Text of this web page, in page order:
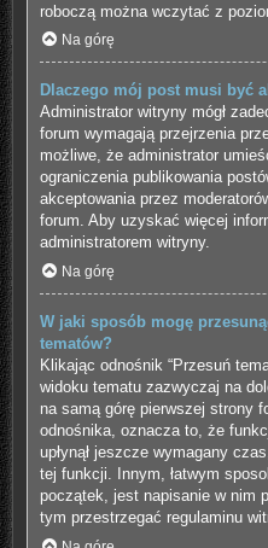
roboczą można wczytać z
Na górę
Dlaczego mój post musi być
Administrator witryny mógł
forum wymagają przejrzenia
możliwe, że administrator
ograniczenia publikowania
akceptowania przez
forum. Aby uzyskać więcej
administratorem witryny.
Na górę
W jaki sposób mogę
tematów?
Klikając odnośnik “Przesuń
widoku tematu zazwyczaj na
na samą górę pierwszej strony
odnośnika, oznacza to, że
upłynął jeszcze wymagany
tej funkcji. Innym, łatwym
początek, jest napisanie w nim
tym przestrzegać regulaminu